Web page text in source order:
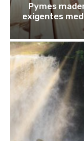
Pymes
exigentes